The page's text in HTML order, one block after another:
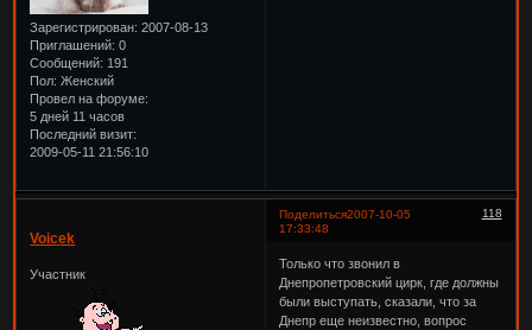
Зарегистрирован: 2007-08-13
Приглашений: 0
Сообщений: 191
Пол: Женский
Провел на форуме:
5 дней 11 часов
Последний визит:
2009-05-11 21:56:10
Поделиться 118
2007-10-05
17:33:48
Voicek
Участник
Только что звонил в
Днепропетровский цирк, где должны
были выступать, сказали, что за
Днепр еще неизвестно, вопрос